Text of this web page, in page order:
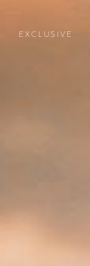
EXCLUSIVE